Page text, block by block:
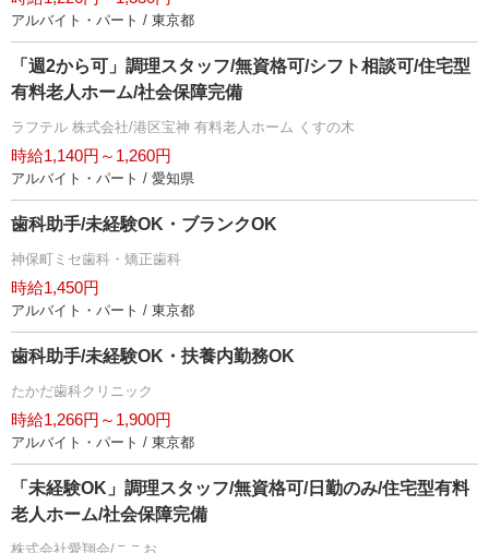
アルバイト・パート / 東京都
「週2から可」調理スタッフ/無資格可/シフト相談可/住宅型
有料老人ホーム/社会保障完備
ラフテル 株式会社/港区宝神 有料老人ホーム くすの木
時給1,140円～1,260円
アルバイト・パート / 愛知県
歯科助手/未経験OK・ブランクOK
神保町ミセ歯科・矯正歯科
時給1,450円
アルバイト・パート / 東京都
歯科助手/未経験OK・扶養内勤務OK
たかだ歯科クリニック
時給1,266円～1,900円
アルバイト・パート / 東京都
「未経験OK」調理スタッフ/無資格可/日勤のみ/住宅型有料
老人ホーム/社会保障完備
株式会社愛翔会/ここお